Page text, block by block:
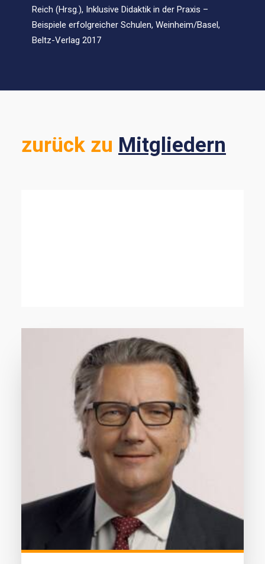
Reich (Hrsg.), Inklusive Didaktik in der Praxis –
Beispiele erfolgreicher Schulen, Weinheim/Basel,
Beltz-Verlag 2017
zurück zu Mitgliedern